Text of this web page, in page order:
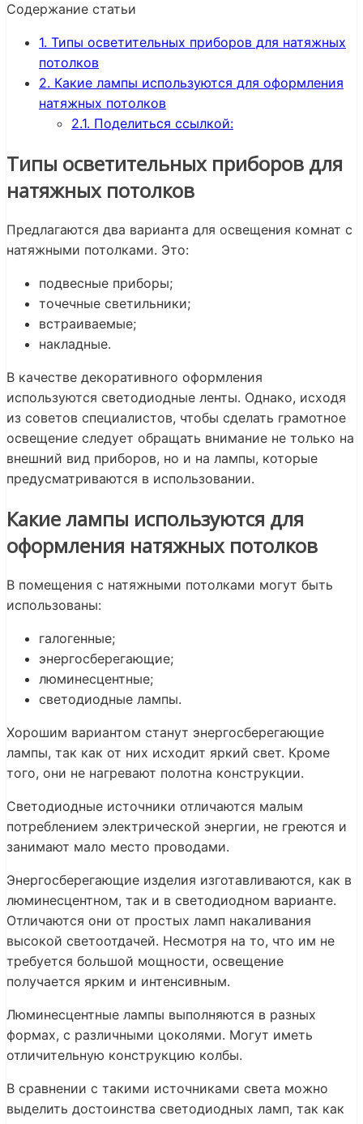
Содержание статьи
1. Типы осветительных приборов для натяжных
потолков
2. Какие лампы используются для оформления
натяжных потолков
2.1. Поделиться ссылкой:
Типы осветительных приборов для
натяжных потолков
Предлагаются два варианта для освещения комнат с
натяжными потолками. Это:
подвесные приборы;
точечные светильники;
встраиваемые;
накладные.
В качестве декоративного оформления
используются светодиодные ленты. Однако, исходя
из советов специалистов, чтобы сделать грамотное
освещение следует обращать внимание не только на
внешний вид приборов, но и на лампы, которые
предусматриваются в использовании.
Какие лампы используются для
оформления натяжных потолков
В помещения с натяжными потолками могут быть
использованы:
галогенные;
энергосберегающие;
люминесцентные;
светодиодные лампы.
Хорошим вариантом станут энергосберегающие
лампы, так как от них исходит яркий свет. Кроме
того, они не нагревают полотна конструкции.
Светодиодные источники отличаются малым
потреблением электрической энергии, не греются и
занимают мало место проводами.
Энергосберегающие изделия изготавливаются, как в
люминесцентном, так и в светодиодном варианте.
Отличаются они от простых ламп накаливания
высокой светоотдачей. Несмотря на то, что им не
требуется большой мощности, освещение
получается ярким и интенсивным.
Люминесцентные лампы выполняются в разных
формах, с различными цоколями. Могут иметь
отличительную конструкцию колбы.
В сравнении с такими источниками света можно
выделить достоинства светодиодных ламп, так как